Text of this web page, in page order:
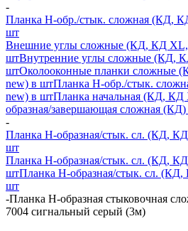
-
Планка H-обр./стык. сложная (КД,
шт
Внешние углы сложные (КД, КД
штВнутренние углы сложные (КД,
штОколооконные планки
new) в штПланка H-обр./стык.
new) в штПланка начальная (КД,
образная/завершающая сложная
-
Планка H-образная/стык. сл. (КД,
шт
Планка H-образная/стык. сл. (КД,
штПланка H-образная/стык. сл.
шт
-Планка Н-образная стыковочная
7004 сигнальный серый (3м)